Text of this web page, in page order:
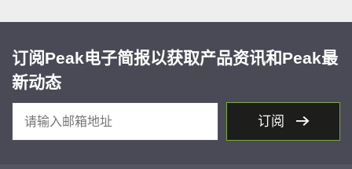
订阅Peak电子简报以获取产品资讯和Peak最
新动态
订阅